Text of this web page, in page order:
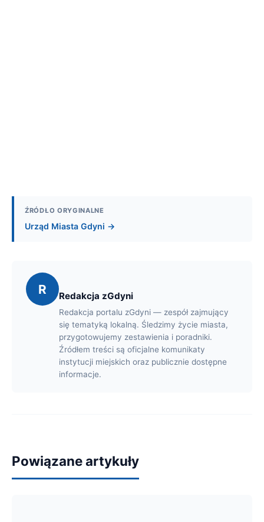
ŹRÓDŁO ORYGINALNE
Urząd Miasta Gdyni →
R Redakcja zGdyni
Redakcja portalu zGdyni — zespół zajmujący
się tematyką lokalną. Śledzimy życie miasta,
przygotowujemy zestawienia i poradniki.
Źródłem treści są oficjalne komunikaty
instytucji miejskich oraz publicznie dostępne
informacje.
Powiązane artykuły